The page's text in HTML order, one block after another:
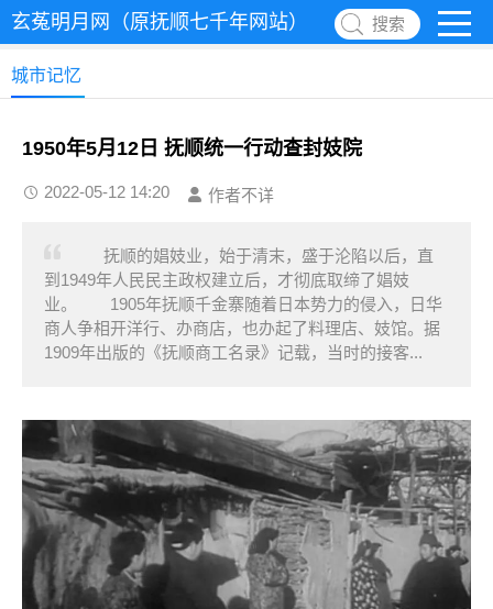
玄菟明月网（原抚顺七千年网站） 搜索
城市记忆
1950年5月12日 抚顺统一行动查封妓院
2022-05-12 14:20 作者不详
抚顺的娼妓业，始于清末，盛于沦陷以后，直
到1949年人民民主政权建立后，才彻底取缔了娼妓
业。 1905年抚顺千金寨随着日本势力的侵入，日华
商人争相开洋行、办商店，也办起了料理店、妓馆。据
1909年出版的《抚顺商工名录》记载，当时的接客...